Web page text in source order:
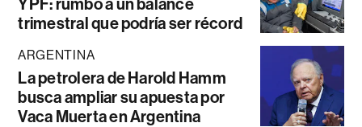
YPF: rumbo a un balance
trimestral que podría ser récord
ARGENTINA
La petrolera de Harold Hamm
busca ampliar su apuesta por
Vaca Muerta en Argentina